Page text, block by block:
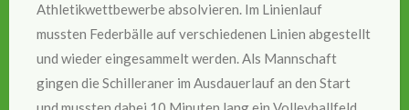
Athletikwettbewerbe absolvieren. Im Linienlauf
mussten Federbälle auf verschiedenen Linien abgestellt
und wieder eingesammelt werden. Als Mannschaft
gingen die Schilleraner im Ausdauerlauf an den Start